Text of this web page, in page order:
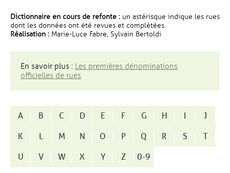
Dictionnaire en cours de refonte : un astérisque indique les rues
dont les données ont été revues et complétées.
Réalisation : Marie-Luce Fabre, Sylvain Bertoldi
En savoir plus : Les premières dénominations
officielles de rues
A B C D E F G H I
J
K
L M N O P Q R S
T
U
V W X Y Z 0-9